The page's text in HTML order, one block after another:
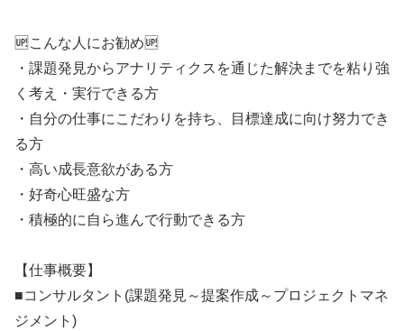
🆙こんな人にお勧め🆙
・課題発見からアナリティクスを通じた解決までを粘り強
く考え・実行できる方
・自分の仕事にこだわりを持ち、目標達成に向け努力でき
る方
・高い成長意欲がある方
・好奇心旺盛な方
・積極的に自ら進んで行動できる方
【仕事概要】
■コンサルタント(課題発見～提案作成～プロジェクトマネ
ジメント)